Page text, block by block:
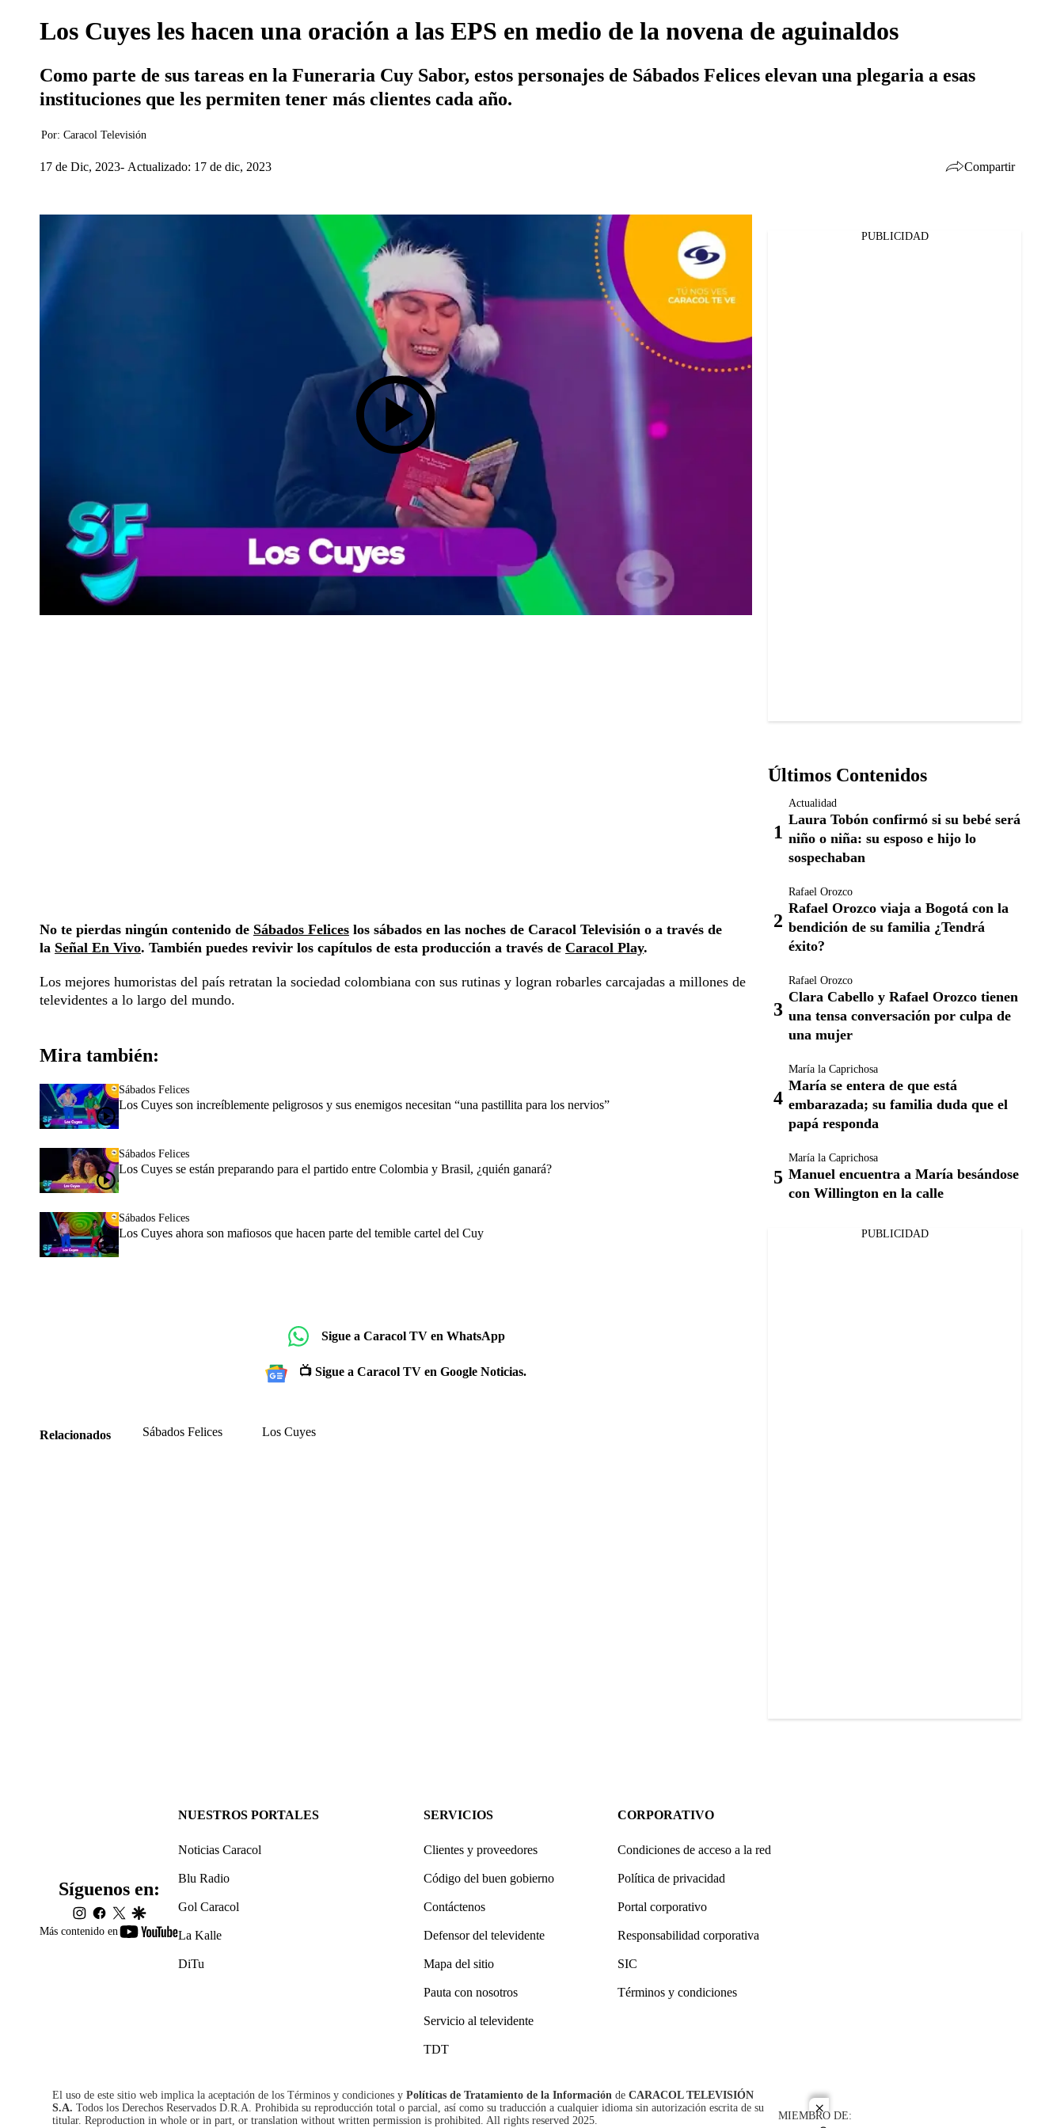
close
Los Cuyes les hacen una oración a las EPS en medio de la novena de aguinaldos
Como parte de sus tareas en la Funeraria Cuy Sabor, estos personajes de Sábados Felices elevan una plegaria a esas
instituciones que les permiten tener más clientes cada año.
Por: Caracol Televisión
17 de Dic, 2023 Actualizado: 17 de dic, 2023 Compartir
No te pierdas ningún contenido de Sábados Felices los sábados en las noches de Caracol Televisión o a través de
la Señal En Vivo. También puedes revivir los capítulos de esta producción a través de Caracol Play.
Los mejores humoristas del país retratan la sociedad colombiana con sus rutinas y logran robarles carcajadas a millones de
televidentes a lo largo del mundo.
Mira también:
Sábados Felices
Los Cuyes son increíblemente peligrosos y sus enemigos necesitan “una pastillita para los nervios”
Sábados Felices
Los Cuyes se están preparando para el partido entre Colombia y Brasil, ¿quién ganará?
Sábados Felices
Los Cuyes ahora son mafiosos que hacen parte del temible cartel del Cuy
Sigue a Caracol TV en WhatsApp
📺 Sigue a Caracol TV en Google Noticias.
Relacionados Sábados Felices Los Cuyes
PUBLICIDAD
Últimos Contenidos
Actualidad
Laura Tobón confirmó si su bebé será
niño o niña: su esposo e hijo lo
sospechaban
Rafael Orozco
Rafael Orozco viaja a Bogotá con la
bendición de su familia ¿Tendrá
éxito?
Rafael Orozco
Clara Cabello y Rafael Orozco tienen
una tensa conversación por culpa de
una mujer
María la Caprichosa
María se entera de que está
embarazada; su familia duda que el
papá responda
María la Caprichosa
Manuel encuentra a María besándose
con Willington en la calle
PUBLICIDAD
Más contenido en
youtube-
Síguenos en:
instagram
facebook
twittergoogle
NUESTROS PORTALES
Noticias Caracol
Blu Radio
Gol Caracol
La Kalle
DiTu
SERVICIOS
Clientes y proveedores
Código del buen gobierno
Contáctenos
Defensor del televidente
Mapa del sitio
Pauta con nosotros
Servicio al televidente
TDT
CORPORATIVO
Condiciones de acceso a la red
Política de privacidad
Portal corporativo
Responsabilidad corporativa
SIC
Términos y condiciones
El uso de este sitio web implica la aceptación de los Términos y condiciones y Políticas de Tratamiento de la Información de CARACOL TELEVISIÓN
S.A. Todos los Derechos Reservados D.R.A. Prohibida su reproducción total o parcial, así como su traducción a cualquier idioma sin autorización escrita de su
titular. Reproduction in whole or in part, or translation without written permission is prohibited. All rights reserved 2025.
MIEMBRO DE: